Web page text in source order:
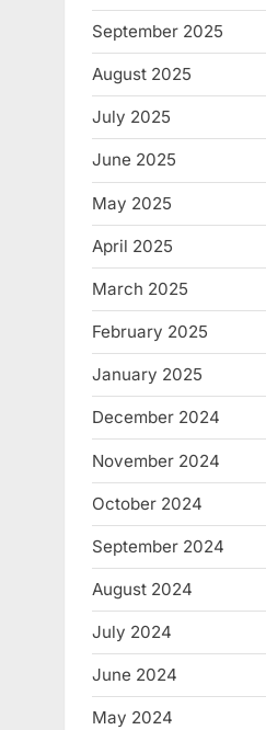
September 2025
August 2025
July 2025
June 2025
May 2025
April 2025
March 2025
February 2025
January 2025
December 2024
November 2024
October 2024
September 2024
August 2024
July 2024
June 2024
May 2024